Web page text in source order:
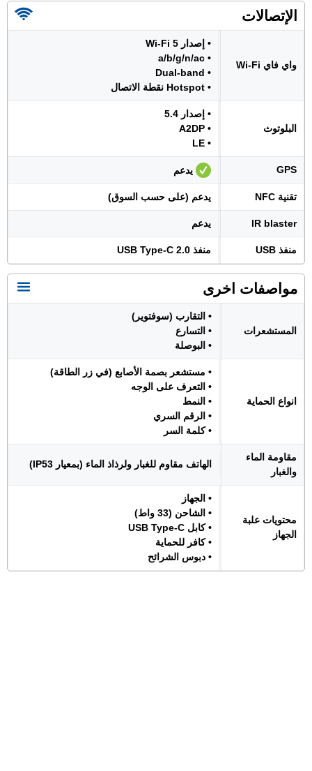
الإتصالات
واي فاي Wi-Fi
• إصدار Wi-Fi 5
• a/b/g/n/ac
• Dual-band
• Hotspot نقطة الاتصال
البلوتوث
• إصدار 5.4
• A2DP
• LE
GPS يدعم
تقنية NFC يدعم (على حسب السوق)
IR blaster يدعم
منفذ USB منفذ USB Type-C 2.0
مواصفات اخرى
المستشعرات
• التقارب (سوفتوير)
• التسارع
• البوصلة
انواع الحماية
• مستشعر بصمة الأصابع (في زر الطاقة)
• التعرف على الوجه
• النمط
• الرقم السري
• كلمة السر
مقاومة الماء
والغبار
الهاتف مقاوم للغبار ولرذاذ الماء (بمعيار IP53)
محتويات علبة
الجهاز
• الجهاز
• الشاحن (33 واط)
• كابل USB Type-C
• كافر للحماية
• دبوس الشرائح